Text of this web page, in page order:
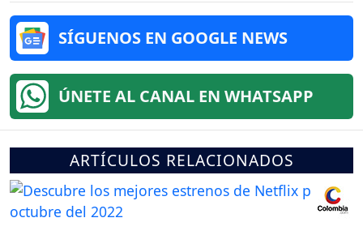
SÍGUENOS EN GOOGLE NEWS
ÚNETE AL CANAL EN WHATSAPP
ARTÍCULOS RELACIONADOS